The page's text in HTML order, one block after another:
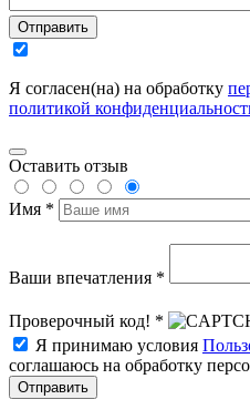
Отправить
Я согласен(на) на обработку
политикой
Оставить отзыв
Имя *
Ваши впечатления *
Проверочный код! *
Я принимаю условия
соглашаюсь на обработку
Отправить